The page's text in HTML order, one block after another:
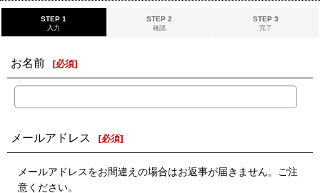
STEP 1
入力
STEP 2
確認
STEP 3
完了
お名前 [必須]
メールアドレス [必須]
メールアドレスをお間違えの場合はお返事が届きません。ご注
意ください。